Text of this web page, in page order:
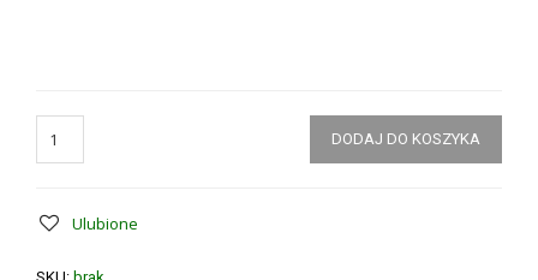
DODAJ DO KOSZYKA
Ulubione